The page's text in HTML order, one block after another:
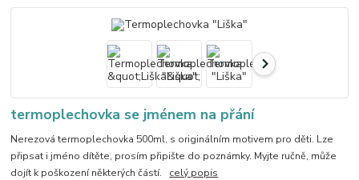
termoplechovka se jménem na přání
Nerezová termoplechovka 500ml, s originálním motivem pro děti. Lze
připsat i jméno dítěte, prosím připište do poznámky. Myjte ručně, může
dojít k poškození některých částí. celý popis